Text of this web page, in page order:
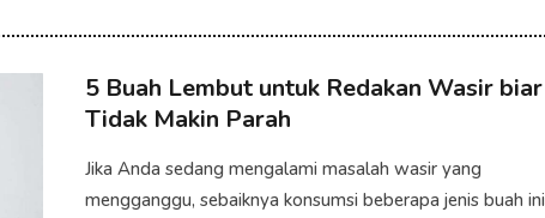
5 Buah Lembut untuk Redakan Wasir biar
Tidak Makin Parah
Jika Anda sedang mengalami masalah wasir yang
mengganggu, sebaiknya konsumsi beberapa jenis buah ini